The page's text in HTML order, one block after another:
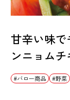
甘辛い味
ンニョムチ
バロー商品 野菜